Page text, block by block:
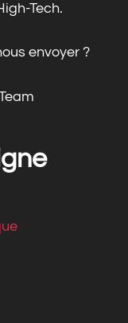
Tech.
envoyer ?